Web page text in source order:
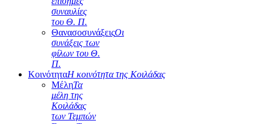
συναυλίες
του Θ. Π.
ΘανασοσυνάξειςΟι
συνάξεις των
φίλων του Θ.
Π.
ΚοινότηταΗ κοινότητα της Κοιλάδας
ΜέληΤα
μέλη της
Κοιλάδας
των Τεμπών